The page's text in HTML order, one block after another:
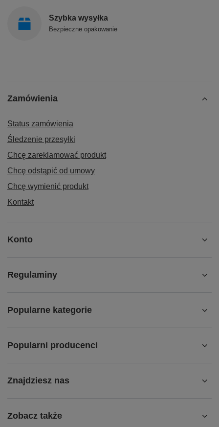
Szybka wysyłka
Bezpieczne opakowanie
Zamówienia
Status zamówienia
Śledzenie przesyłki
Chcę zareklamować produkt
Chcę odstąpić od umowy
Chcę wymienić produkt
Kontakt
Konto
Regulaminy
Popularne kategorie
Popularni producenci
Znajdziesz nas
Zobacz także